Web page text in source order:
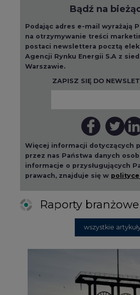
Bądź na
Podając adres e-mail wyrażają
na otrzymywanie treści
postaci newslettera pocztą
Agencji Rynku Energii S.A z
Warszawie.
ZAPISZ SIĘ DO
Więcej informacji dotyczących
przez nas Państwa danych
informacje o przysługujących
prawach, znajduje się w
Raporty branżowe
wszystkie